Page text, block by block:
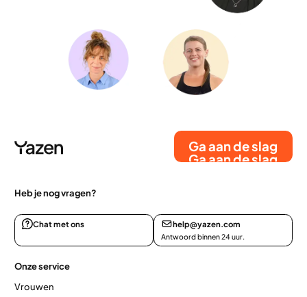
Ga aan de slag
Ga aan de slag
Heb je nog vragen?
Chat met ons help@yazen.com
Antwoord binnen 24 uur.
Onze service
Vrouwen